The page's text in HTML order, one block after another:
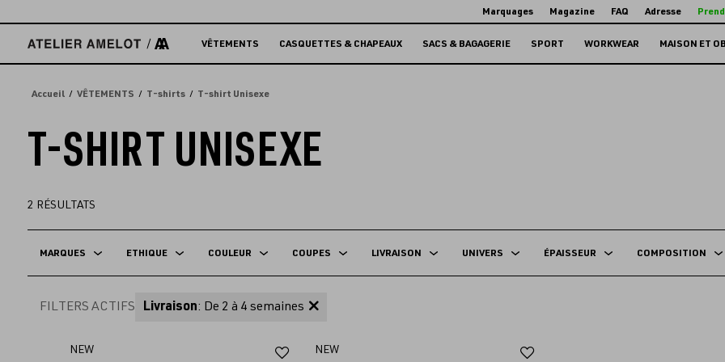
directement
contenu
Marquages Magazine FAQ Adresse
VÊTEMENTS CASQUETTES & CHAPEAUX SACS & BAGAGERIE SPORT WORKWEAR MAISON ET
Accueil VÊTEMENTS T-shirts T-shirt Unisexe
T-SHIRT UNISEXE
2 RÉSULTATS
MARQUES ETHIQUE COULEUR COUPES LIVRAISON UNIVERS ÉPAISSEUR COMPOSITION
FILTERS ACTIFS Livraison: De 2 à 4 semaines
NEW
Ajouter
NEW